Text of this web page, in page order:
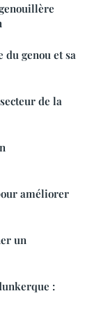
genou et sa
de la
améliorer
un
: